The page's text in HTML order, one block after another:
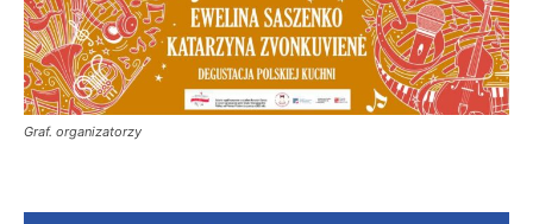
Graf. organizatorzy